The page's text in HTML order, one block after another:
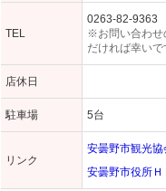
TEL
0263-82-9363
※お問い合わせ
だければ幸いで
店休日
駐車場 5台
リンク
安曇野市観光協
安曇野市役所Ｈ